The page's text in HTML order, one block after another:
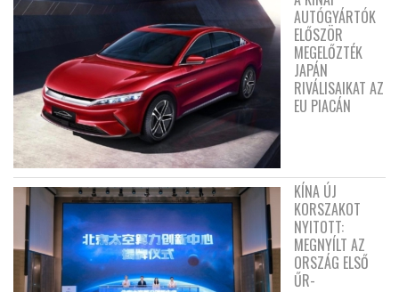
AUTÓGYÁRTÓK
ELŐSZÖR
MEGELŐZTÉK
JAPÁN
RIVÁLISAIKAT AZ
EU PIACÁN
KÍNA ÚJ
KORSZAKOT
NYITOTT:
MEGNYÍLT AZ
ORSZÁG ELSŐ
ŰR-